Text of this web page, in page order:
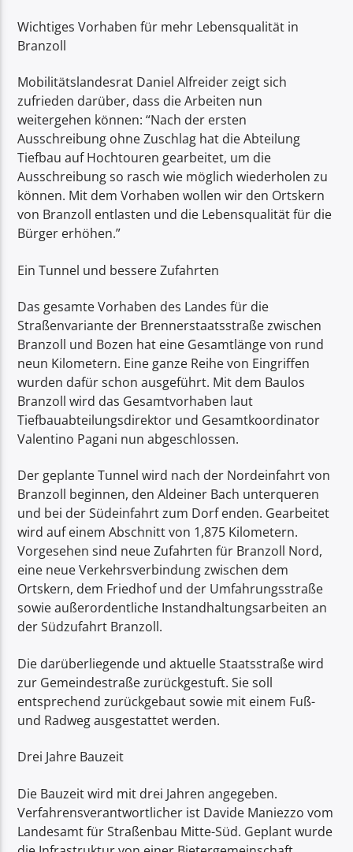
Wichtiges Vorhaben für mehr Lebensqualität in
Branzoll
Mobilitätslandesrat Daniel Alfreider zeigt sich
zufrieden darüber, dass die Arbeiten nun
weitergehen können: “Nach der ersten
Ausschreibung ohne Zuschlag hat die Abteilung
Tiefbau auf Hochtouren gearbeitet, um die
Ausschreibung so rasch wie möglich wiederholen zu
können. Mit dem Vorhaben wollen wir den Ortskern
von Branzoll entlasten und die Lebensqualität für die
Bürger erhöhen.”
Ein Tunnel und bessere Zufahrten
Das gesamte Vorhaben des Landes für die
Straßenvariante der Brennerstaatsstraße zwischen
Branzoll und Bozen hat eine Gesamtlänge von rund
neun Kilometern. Eine ganze Reihe von Eingriffen
wurden dafür schon ausgeführt. Mit dem Baulos
Branzoll wird das Gesamtvorhaben laut
Tiefbauabteilungsdirektor und Gesamtkoordinator
Valentino Pagani nun abgeschlossen.
Der geplante Tunnel wird nach der Nordeinfahrt von
Branzoll beginnen, den Aldeiner Bach unterqueren
und bei der Südeinfahrt zum Dorf enden. Gearbeitet
wird auf einem Abschnitt von 1,875 Kilometern.
Vorgesehen sind neue Zufahrten für Branzoll Nord,
eine neue Verkehrsverbindung zwischen dem
Ortskern, dem Friedhof und der Umfahrungsstraße
sowie außerordentliche Instandhaltungsarbeiten an
der Südzufahrt Branzoll.
Die darüberliegende und aktuelle Staatsstraße wird
zur Gemeindestraße zurückgestuft. Sie soll
entsprechend zurückgebaut sowie mit einem Fuß-
und Radweg ausgestattet werden.
Drei Jahre Bauzeit
Die Bauzeit wird mit drei Jahren angegeben.
Verfahrensverantwortlicher ist Davide Maniezzo vom
Landesamt für Straßenbau Mitte-Süd. Geplant wurde